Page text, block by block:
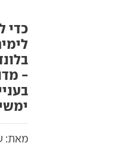
כדי
-
מאת: